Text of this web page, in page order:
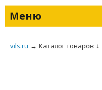
Меню
vils.ru → Каталог товаров ↓